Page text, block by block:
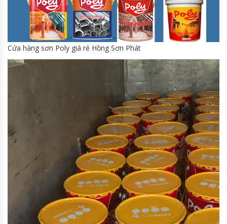
Cửa hàng sơn Poly giá rẻ Hồng Sơn Phát
Trình